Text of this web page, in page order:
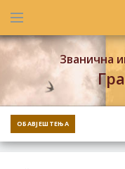
Званична
ОБАВЈЕШТЕЊА